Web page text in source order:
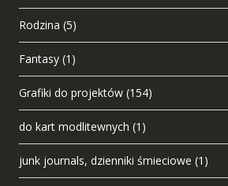
Rodzina (5)
Fantasy (1)
Grafiki do projektów (154)
do kart modlitewnych (1)
junk journals, dzienniki śmieciowe (1)